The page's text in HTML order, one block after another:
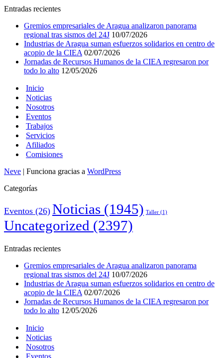
Entradas recientes
Gremios empresariales de Aragua analizaron panorama
regional tras sismos del 24J 10/07/2026
Industrias de Aragua suman esfuerzos solidarios en centro de
acopio de la CIEA 02/07/2026
Jornadas de Recursos Humanos de la CIEA regresaron por
todo lo alto 12/05/2026
Inicio
Noticias
Nosotros
Eventos
Trabajos
Servicios
Afiliados
Comisiones
Neve | Funciona gracias a WordPress
Categorías
Eventos (26) Noticias (1945) Taller (1)
Uncategorized (2397)
Entradas recientes
Gremios empresariales de Aragua analizaron panorama
regional tras sismos del 24J 10/07/2026
Industrias de Aragua suman esfuerzos solidarios en centro de
acopio de la CIEA 02/07/2026
Jornadas de Recursos Humanos de la CIEA regresaron por
todo lo alto 12/05/2026
Inicio
Noticias
Nosotros
Eventos